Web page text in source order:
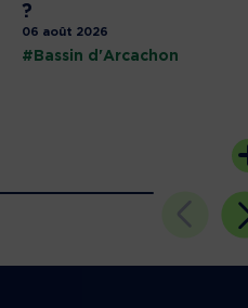
?
06 août 2026
#Bassin d'Arcachon